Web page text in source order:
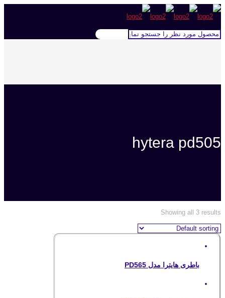
hytera pd505
Showing all 3 results
باطری هایترا مدل PD565